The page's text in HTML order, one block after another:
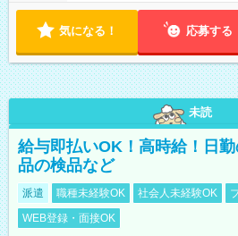
気になる！ 応募する
未読
給与即払いOK！高時給！日
品の検品など
派遣 職種未経験OK 社会人未経験OK
WEB登録・面接OK